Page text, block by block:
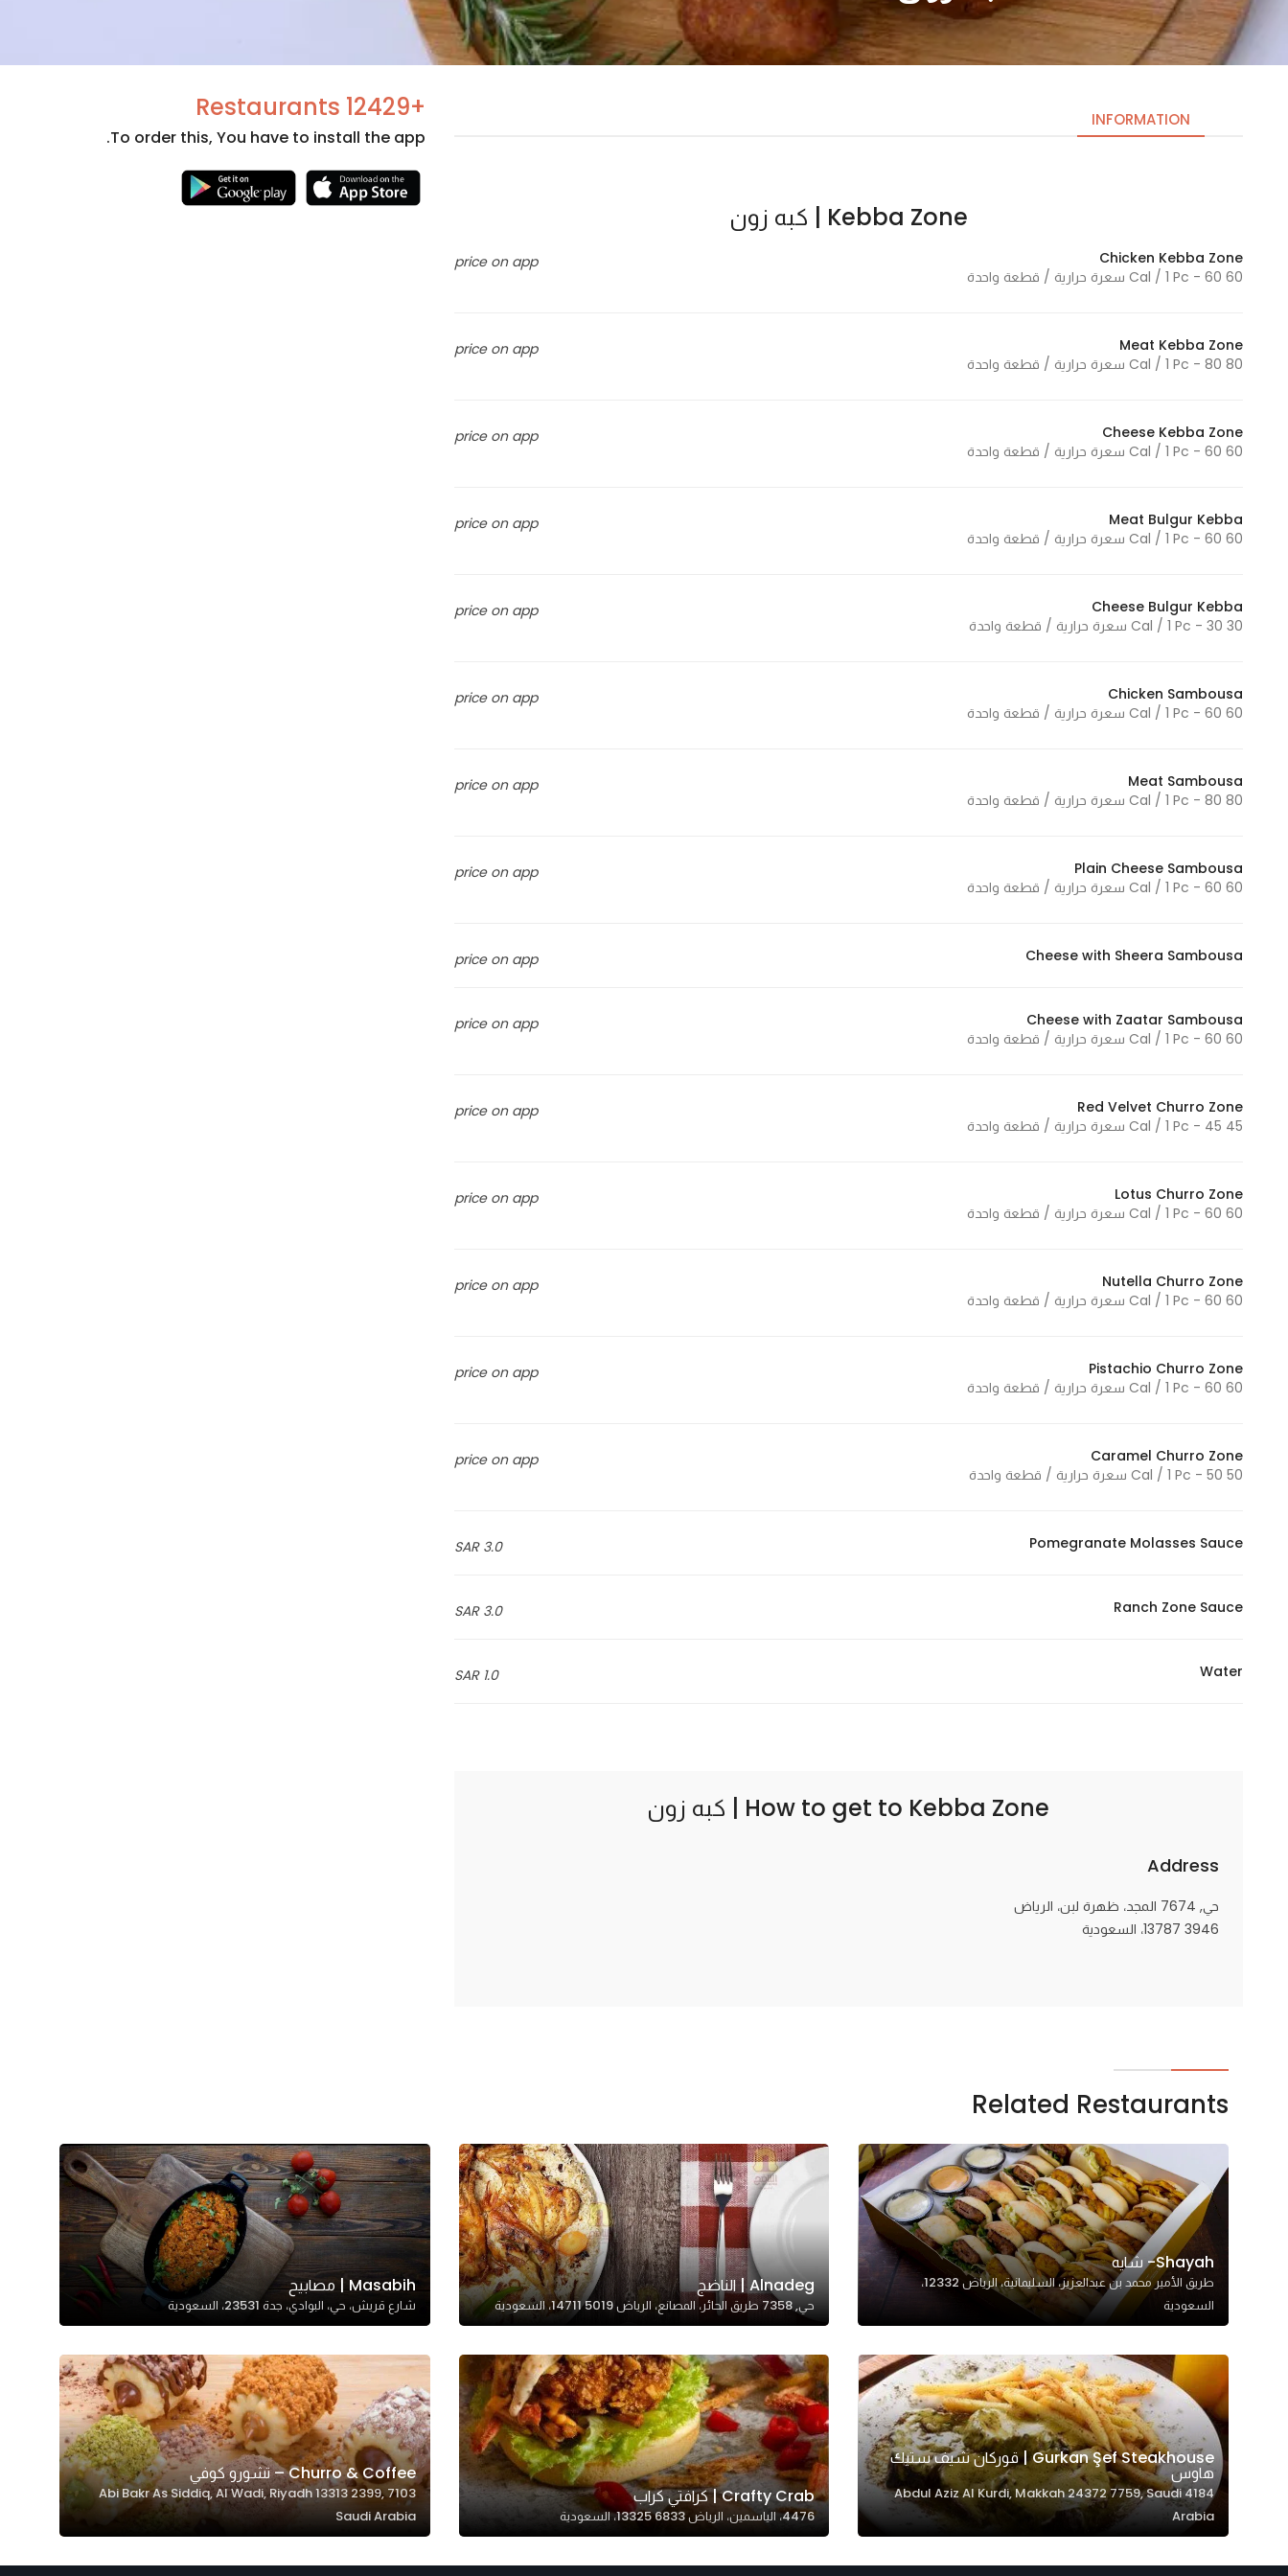
INFORMATION
Kebba Zone | كبه زون
price on app
Chicken Kebba Zone
60 Cal / 1 Pc - 60 سعرة حرارية / قطعة واحدة
price on app
Meat Kebba Zone
80 Cal / 1 Pc - 80 سعرة حرارية / قطعة واحدة
price on app
Cheese Kebba Zone
60 Cal / 1 Pc - 60 سعرة حرارية / قطعة واحدة
price on app
Meat Bulgur Kebba
60 Cal / 1 Pc - 60 سعرة حرارية / قطعة واحدة
price on app
Cheese Bulgur Kebba
30 Cal / 1 Pc - 30 سعرة حرارية / قطعة واحدة
price on app
Chicken Sambousa
60 Cal / 1 Pc - 60 سعرة حرارية / قطعة واحدة
price on app
Meat Sambousa
80 Cal / 1 Pc - 80 سعرة حرارية / قطعة واحدة
price on app
Plain Cheese Sambousa
60 Cal / 1 Pc - 60 سعرة حرارية / قطعة واحدة
price on app Cheese with Sheera Sambousa
price on app
Cheese with Zaatar Sambousa
60 Cal / 1 Pc - 60 سعرة حرارية / قطعة واحدة
price on app
Red Velvet Churro Zone
45 Cal / 1 Pc - 45 سعرة حرارية / قطعة واحدة
price on app
Lotus Churro Zone
60 Cal / 1 Pc - 60 سعرة حرارية / قطعة واحدة
price on app
Nutella Churro Zone
60 Cal / 1 Pc - 60 سعرة حرارية / قطعة واحدة
price on app
Pistachio Churro Zone
60 Cal / 1 Pc - 60 سعرة حرارية / قطعة واحدة
price on app
Caramel Churro Zone
50 Cal / 1 Pc - 50 سعرة حرارية / قطعة واحدة
3.0 SAR Pomegranate Molasses Sauce
3.0 SAR Ranch Zone Sauce
1.0 SAR Water
How to get to Kebba Zone | كبه زون
Address
حي, 7674 المجد، ظهرة لبن، الرياض
13787 3946، السعودية
+12429 Restaurants
To order this, You have to install the app.
Related Restaurants
Shayah- شايه
طريق الأمير محمد بن عبدالعزيز، السليمانية، الرياض 12332،
السعودية
Alnadeg | الناضج
حي, 7358 طريق الحائر، المصانع، الرياض 14711 5019، السعودية
Masabih | مصابيح
شارع قريش، حي، البوادي، جدة 23531، السعودية
Gurkan Şef Steakhouse | قوركان شيف ستيك
هاوس
4184 Abdul Aziz Al Kurdi, Makkah 24372 7759, Saudi
Arabia
Crafty Crab | كرافتي كراب
4476، الياسمين، الرياض 13325 6833، السعودية
Churro & Coffee – تشورو كوفي
7103 Abi Bakr As Siddiq, Al Wadi, Riyadh 13313 2399,
Saudi Arabia
cookies
are not
needed
function.
In order for
us to
website's
structure,
based on
used.
In order for
as well as
visit. If you
refuse
some
disappear
from the
Marketing
interests and
site, you
increase the
personalized